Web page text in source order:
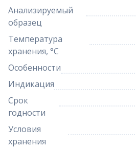
Анализируемый
образец
Температура
хранения, °C
Особенности
Индикация
Срок
годности
Условия
хранения